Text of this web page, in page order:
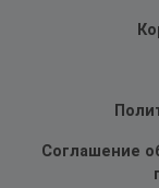
Соглашение